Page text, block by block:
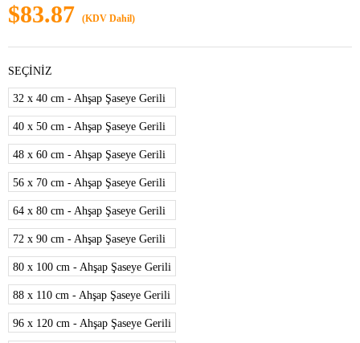
$83.87 (KDV Dahil)
SEÇİNİZ
32 x 40 cm - Ahşap Şaseye Gerili
40 x 50 cm - Ahşap Şaseye Gerili
48 x 60 cm - Ahşap Şaseye Gerili
56 x 70 cm - Ahşap Şaseye Gerili
64 x 80 cm - Ahşap Şaseye Gerili
72 x 90 cm - Ahşap Şaseye Gerili
80 x 100 cm - Ahşap Şaseye Gerili
88 x 110 cm - Ahşap Şaseye Gerili
96 x 120 cm - Ahşap Şaseye Gerili